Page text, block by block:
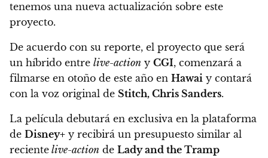
tenemos una nueva actualización sobre este
proyecto.
De acuerdo con su reporte, el proyecto que será
un híbrido entre live-action y CGI, comenzará a
filmarse en otoño de este año en Hawai y contará
con la voz original de Stitch, Chris Sanders.
La película debutará en exclusiva en la plataforma
de Disney+ y recibirá un presupuesto similar al
reciente live-action de Lady and the Tramp